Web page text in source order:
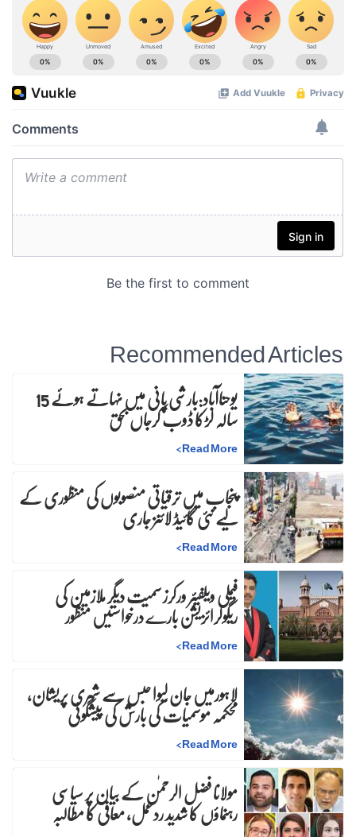
Recommended Articles
یوحناآباد:بارشی پانی میں نہاتے ہوئے 15 سالہ لڑکا ڈوب کرجاں بحق
Read More
>
پنجاب میں ترقیاتی منصوبوں کی منظوری کے
لیے نئی گائیڈ لائنز جاری
Read More
>
فیملی ویلفیئر ورکرز سمیت دیگر ملازمین کی
ریگولرائزیشن بارے درخواستیں منظور
Read More
>
لاہورمیں جان لیوا حبس سے شہری پریشان،
محکمہ موسمیات کی بارش کی پیشگوئی
Read More
>
مولانا فضل الرحمٰن کے بیان پر سیاسی
رہنماؤں کا شدید ردعمل، معافی کا مطالبہ